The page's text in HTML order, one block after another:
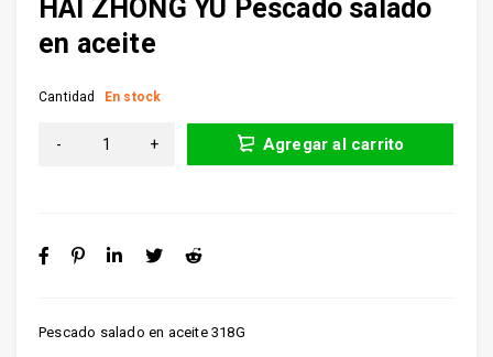
HAI ZHONG YU Pescado salado
en aceite
Pescado salado en aceite 318G
Cantidad En stock
Agregar al carrito